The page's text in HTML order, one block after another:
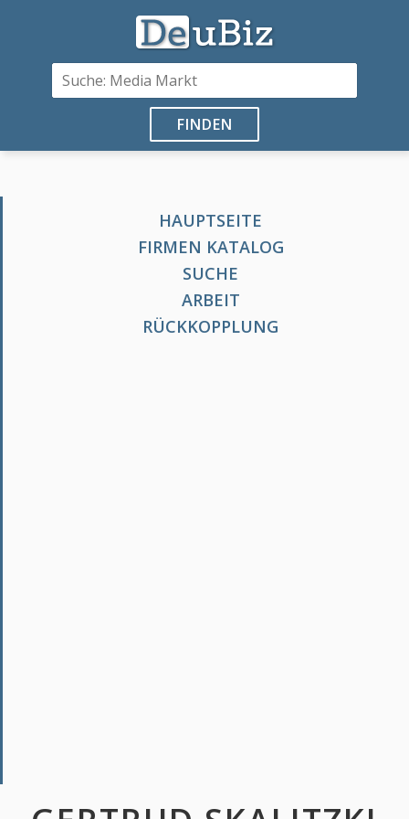
FINDEN
HAUPTSEITE
FIRMEN KATALOG
SUCHE
ARBEIT
RÜCKKOPPLUNG